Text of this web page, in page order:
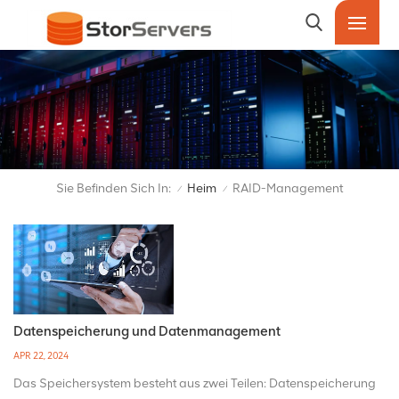
Sie Befinden Sich In: / Heim / RAID-Management
Datenspeicherung und Datenmanagement
APR 22, 2024
Das Speichersystem besteht aus zwei Teilen: Datenspeicherung